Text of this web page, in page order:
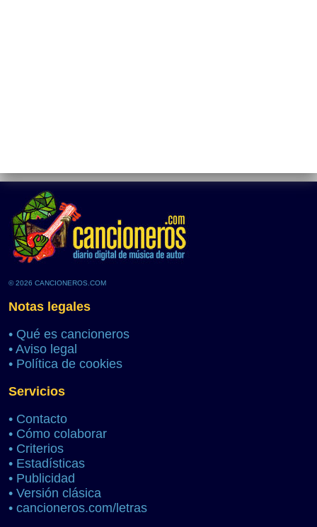
© 2026 CANCIONEROS.COM
Notas legales
• Qué es cancioneros
• Aviso legal
• Política de cookies
Servicios
• Contacto
• Cómo colaborar
• Criterios
• Estadísticas
• Publicidad
• Versión clásica
• cancioneros.com/letras